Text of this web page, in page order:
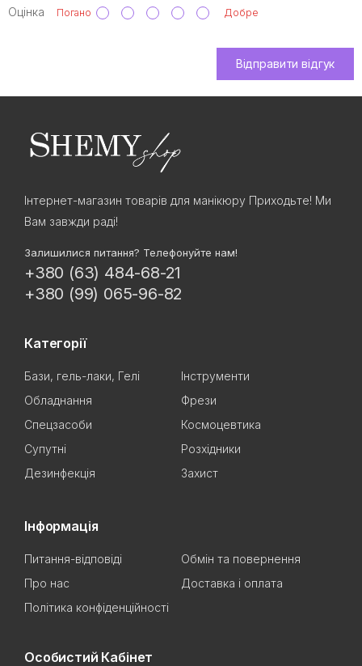
Оцінка Погано Добре
Відправити відгук
Інтернет-магазин товарів для манікюру Приходьте! Ми
Вам завжди раді!
Залишилися питання? Телефонуйте нам!
+380 (63) 484-68-21
+380 (99) 065-96-82
Категорії
Бази, гель-лаки, Гелі
Інструменти
Обладнання
Фрези
Спецзасоби
Космоцевтика
Супутні
Розхідники
Дезинфекція
Захист
Інформація
Питання-відповіді
Обмін та повернення
Про нас
Доставка і оплата
Політика конфіденційності
Особистий Кабінет